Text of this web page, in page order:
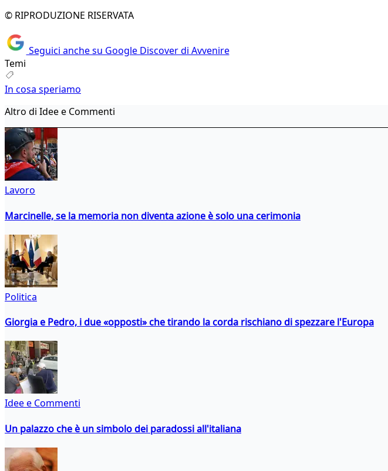
© RIPRODUZIONE RISERVATA
Seguici anche su Google Discover di Avvenire
Temi
In cosa speriamo
Altro di Idee e Commenti
Lavoro
Marcinelle, se la memoria non diventa azione è solo una cerimonia
Politica
Giorgia e Pedro, i due «opposti» che tirando la corda rischiano di spezzare l'Europa
Idee e Commenti
Un palazzo che è un simbolo dei paradossi all'italiana